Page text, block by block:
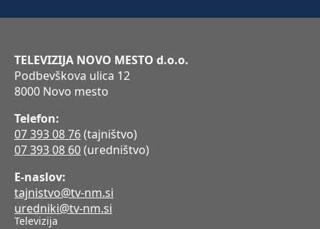
TELEVIZIJA NOVO MESTO d.o.o.
Podbevškova ulica 12
8000 Novo mesto
Telefon:
07 393 08 76(tajništvo)
07 393 08 60(uredništvo)
E-naslov:
tajnistvo@tv-nm.si
uredniki@tv-nm.si
Televizija